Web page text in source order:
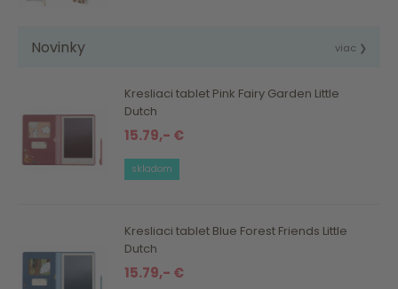
Novinky viac ❯
Kresliaci tablet Pink Fairy Garden Little
Dutch
15.79,- €
skladom
Kresliaci tablet Blue Forest Friends Little
Dutch
15.79,- €